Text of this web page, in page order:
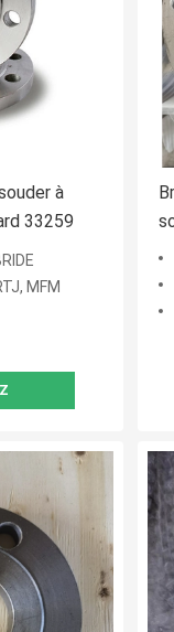
à
33259
MFM